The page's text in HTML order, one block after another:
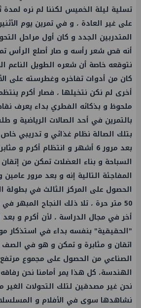
تسلية ليلة الخميس لكننا لم نره لمدة
على غير العادة ، و في تمرين يوم
المتدربين الجدد و كان أول مراحل
أنه قص شعر رأسه و صار أصلع الرأس
نتوقعه خاصة أن شعره الطويل
كان من أدوات تفاخره وغطرسته على
أخرى لم نكن نتخيلها ، فصار أكرم
ملحوظ و بذكائه الفطري بداء يعرف
بالتمرين في أحد الصالات الرياضية و
بتلك الصالة نظام غذائي و تدريبي خاص
بعد مرور 6 أشهر و انتظام أكرم و
السباحة و بناء العضلات تمكن من
المفاجئة التالية إنه و بعد مرور
الحصول على المركز الثالث في
50 متر حرة ، تلا ذلك النجاح المبهر
أخر في مجال الدراسة ، لأن أكرم و
"الحقيقية" بنفسه بداء في استذكار
اتقان و مثابرة و تمكن و هو في الصف
الصناعي من الحصول على مجموع مرتفع
الهندسة، كل هذا يمر أمامنا نحن
نحن غير مصدقين لتلك التحولات
نشاهدها سوى في الأفلام و